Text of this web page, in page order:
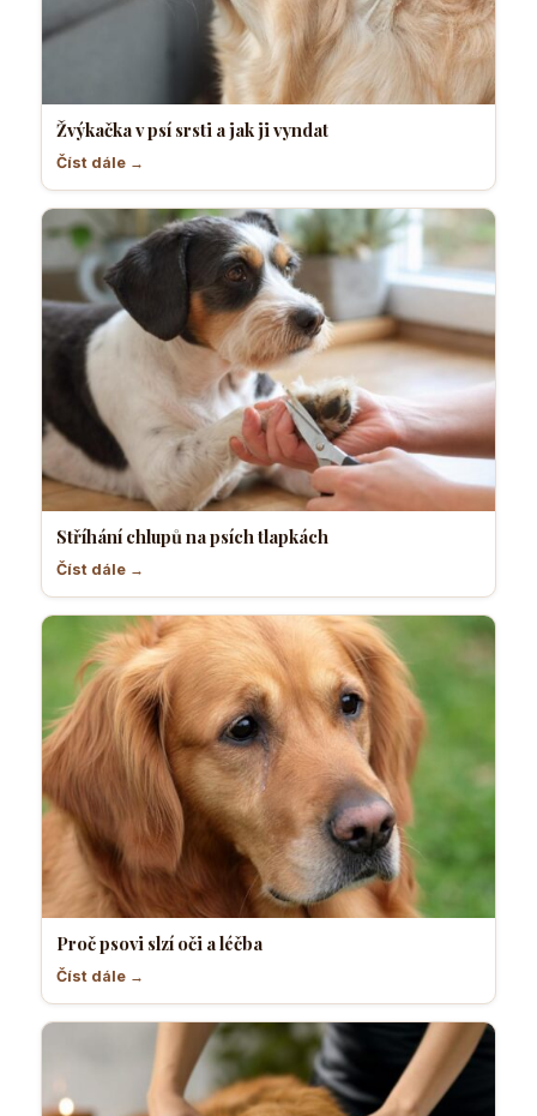
Žvýkačka v psí srsti a jak ji vyndat
Číst dále →
Stříhání chlupů na psích tlapkách
Číst dále →
Proč psovi slzí oči a léčba
Číst dále →